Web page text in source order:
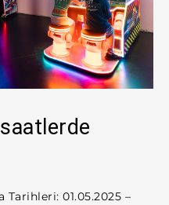
Tarihleri: 01.05.2025 –